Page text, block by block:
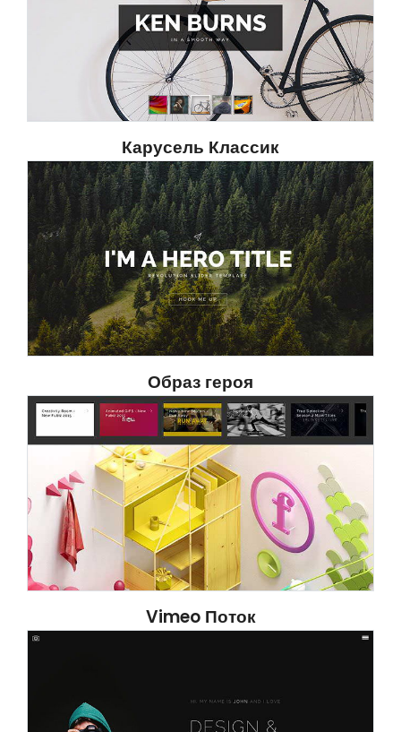
Карусель Классик
Образ героя
Vimeo Поток